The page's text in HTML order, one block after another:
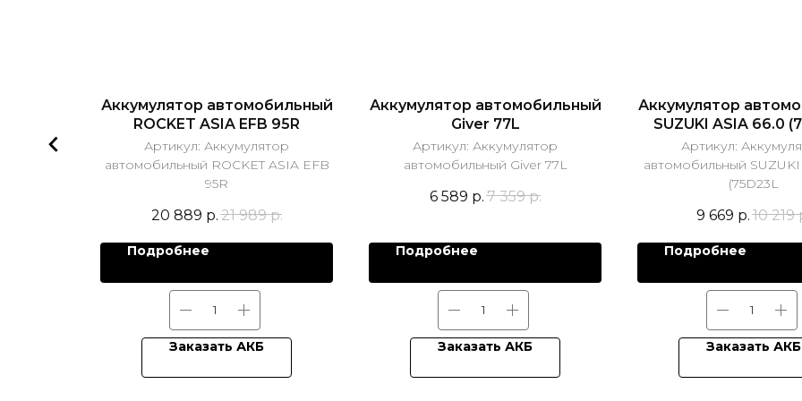
E-
Аккумулятор автомобильный
ROCKET ASIA EFB 95R
Артикул: Аккумулятор
автомобильный ROCKET ASIA EFB
95R
20 889 р.21 989 р.
Подробнее
Заказать АКБ
Аккумулятор автомобильный
Giver 77L
Артикул: Аккумулятор
автомобильный Giver 77L
6 589 р.7 359 р.
Подробнее
Заказать АКБ
Аккумулятор
SUZUKI ASIA 66.0
Артикул:
автомобильный SUZUKI
(75D23L
9 669 р. 10 219
Подробнее
Заказать АКБ